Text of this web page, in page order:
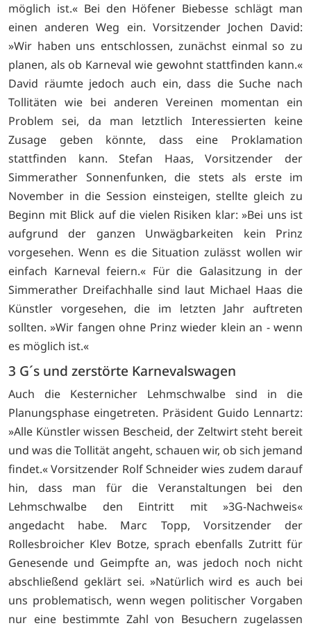
möglich ist.« Bei den Höfener Biebesse schlägt man
einen anderen Weg ein. Vorsitzender Jochen David:
»Wir haben uns entschlossen, zunächst einmal so zu
planen, als ob Karneval wie gewohnt stattfinden kann.«
David räumte jedoch auch ein, dass die Suche nach
Tollitäten wie bei anderen Vereinen momentan ein
Problem sei, da man letztlich Interessierten keine
Zusage geben könnte, dass eine Proklamation
stattfinden kann. Stefan Haas, Vorsitzender der
Simmerather Sonnenfunken, die stets als erste im
November in die Session einsteigen, stellte gleich zu
Beginn mit Blick auf die vielen Risiken klar: »Bei uns ist
aufgrund der ganzen Unwägbarkeiten kein Prinz
vorgesehen. Wenn es die Situation zulässt wollen wir
einfach Karneval feiern.« Für die Galasitzung in der
Simmerather Dreifachhalle sind laut Michael Haas die
Künstler vorgesehen, die im letzten Jahr auftreten
sollten. »Wir fangen ohne Prinz wieder klein an - wenn
es möglich ist.«
3 G´s und zerstörte Karnevalswagen
Auch die Kesternicher Lehmschwalbe sind in die
Planungsphase eingetreten. Präsident Guido Lennartz:
»Alle Künstler wissen Bescheid, der Zeltwirt steht bereit
und was die Tollität angeht, schauen wir, ob sich jemand
findet.« Vorsitzender Rolf Schneider wies zudem darauf
hin, dass man für die Veranstaltungen bei den
Lehmschwalbe den Eintritt mit »3G-Nachweis«
angedacht habe. Marc Topp, Vorsitzender der
Rollesbroicher Klev Botze, sprach ebenfalls Zutritt für
Genesende und Geimpfte an, was jedoch noch nicht
abschließend geklärt sei. »Natürlich wird es auch bei
uns problematisch, wenn wegen politischer Vorgaben
nur eine bestimmte Zahl von Besuchern zugelassen